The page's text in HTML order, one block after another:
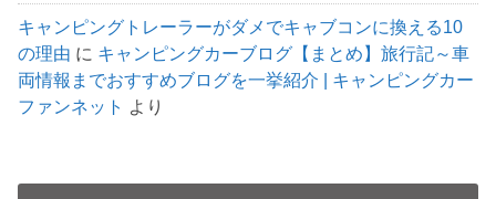
キャンピングトレーラーがダメでキャブコンに換える10
の理由 に キャンピングカーブログ【まとめ】旅行記～車
両情報までおすすめブログを一挙紹介 | キャンピングカー
ファンネット より